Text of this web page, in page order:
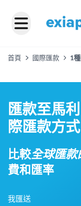
首頁 國際匯款
1
匯款至馬
際匯款方式
比較全球匯款
費和匯率
我匯送